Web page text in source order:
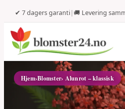
✔ 7 dagers garanti|🚚 Levering
Hjem›Blomster› Alunrot – klassisk